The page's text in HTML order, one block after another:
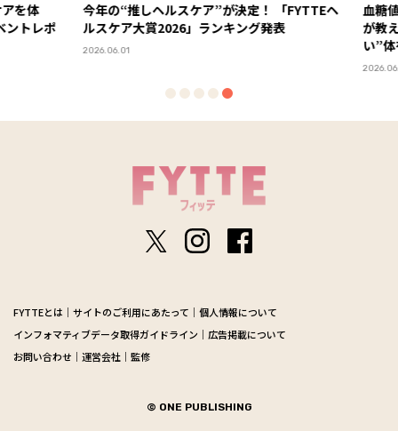
体
今年の“推しヘルスケア”が決定！ 「FYTTEヘ
ルスケア大賞2026」ランキング発表
2026.06.01
血糖
が教
い”体
2026.06.23
FYTTEとは サイトのご利用にあたって
個人情報について
インフォマティブデータ取得ガイドライン
広告掲載について
お問い合わせ
運営会社 監修
© ONE PUBLISHING